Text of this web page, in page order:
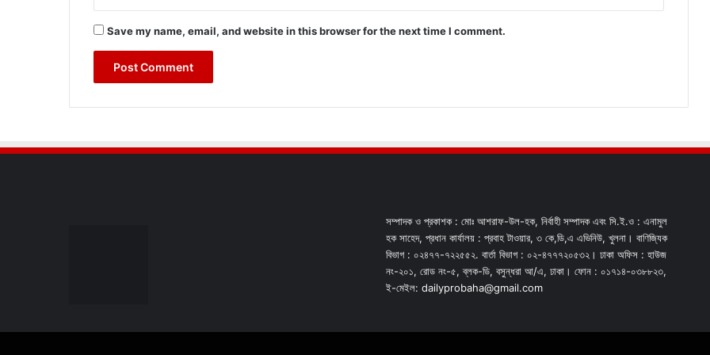
Save my name, email, and website in this browser for the next time I comment.
সম্পাদক ও প্রকাশক : মোঃ আশরাফ-উল-হক, নির্বাহী সম্পাদক এবং সি.ই.ও : এনামুল
হক সাহেদ, প্রধান কার্যালয় : প্রবাহ টাওয়ার, ৩ কে,ডি,এ এভিনিউ, খুলনা। বাণিজ্যিক
বিভাগ : ০২৪৭৭-৭২২৫৫২. বার্তা বিভাগ : ০২-৪৭৭৭২০৫৩২। ঢাকা অফিস : হাউজ
নং-২০১, রোড নং-৫, ব্লক-ডি, বসুন্ধরা আ/এ, ঢাকা। ফোন : ০১৭১৪-০৩৮৮২৩,
ই-মেইল: dailyprobaha@gmail.com